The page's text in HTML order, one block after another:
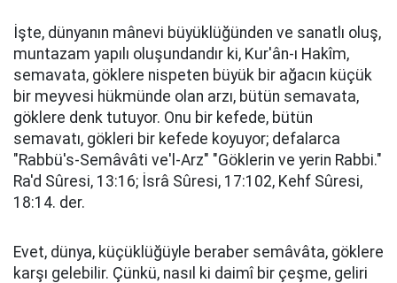
İşte, dünyanın mânevi büyüklüğünden ve sanatlı oluş,
muntazam yapılı oluşundandır ki, Kur'ân-ı Hakîm,
semavata, göklere nispeten büyük bir ağacın küçük
bir meyvesi hükmünde olan arzı, bütün semavata,
göklere denk tutuyor. Onu bir kefede, bütün
semavatı, gökleri bir kefede koyuyor; defalarca
"Rabbü's-Semâvâti ve'l-Arz" "Göklerin ve yerin Rabbi."
Ra'd Sûresi, 13:16; İsrâ Sûresi, 17:102, Kehf Sûresi,
18:14. der.
Evet, dünya, küçüklüğüyle beraber semâvâta, göklere
karşı gelebilir. Çünkü, nasıl ki daimî bir çeşme, geliri